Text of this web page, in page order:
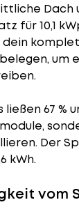
Dach
für 10,1
dein
um
67 %
Der
kWh.
vom